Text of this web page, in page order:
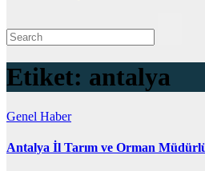
Etiket: antalya
Genel Haber
Antalya İl Tarım ve Orman